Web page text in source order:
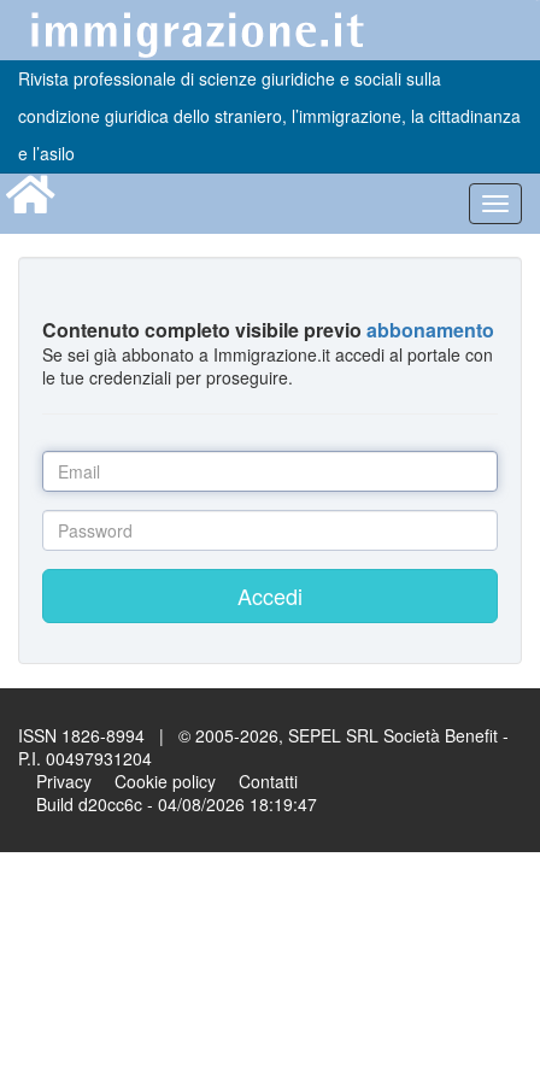
Rivista professionale di scienze giuridiche e sociali sulla
condizione giuridica dello straniero, l’immigrazione, la cittadinanza
e l’asilo
Contenuto completo visibile previo abbonamento
Se sei già abbonato a Immigrazione.it accedi al portale con
le tue credenziali per proseguire.
Accedi
ISSN 1826-8994 | © 2005-2026, SEPEL SRL Società Benefit -
P.I. 00497931204
Privacy
Cookie policy
Contatti
Build d20cc6c - 04/08/2026 18:19:47